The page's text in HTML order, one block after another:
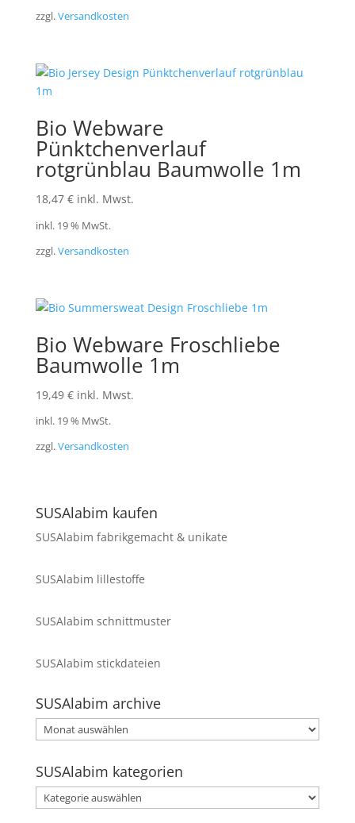
zzgl.Versandkosten
Bio Webware
Pünktchenverlauf
rotgrünblau Baumwolle 1m
18,47 € inkl. Mwst.
inkl. 19 % MwSt.
zzgl.Versandkosten
Bio Webware Froschliebe
Baumwolle 1m
19,49 € inkl. Mwst.
inkl. 19 % MwSt.
zzgl.Versandkosten
SUSAlabim kaufen
SUSAlabim fabrikgemacht & unikate
SUSAlabim lillestoffe
SUSAlabim schnittmuster
SUSAlabim stickdateien
SUSAlabim archive
SUSAlabim
archive
SUSAlabim kategorien
SUSAlabim
kategorien